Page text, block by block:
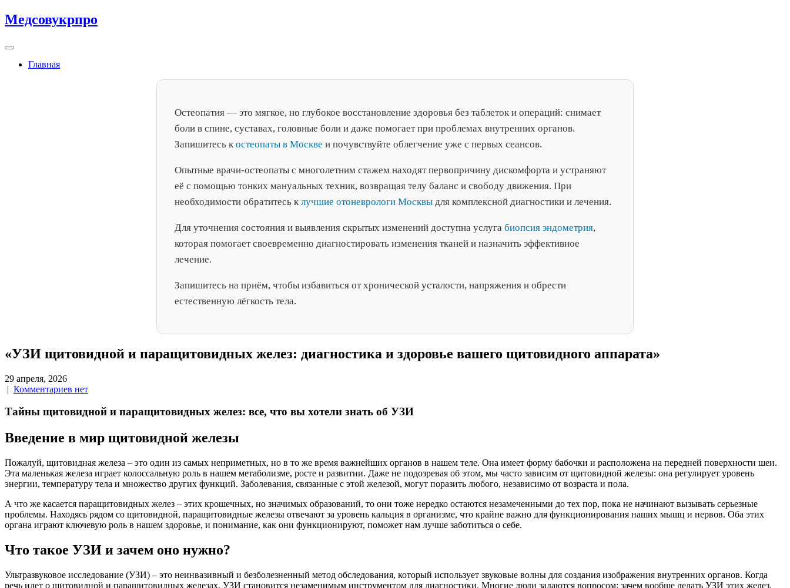
Skip
to
Медсовукрпро
Главная
Остеопатия — это мягкое, но глубокое восстановление здоровья без таблеток и операций: снимает
боли в спине, суставах, головные боли и даже помогает при проблемах внутренних органов.
Запишитесь костеопаты в Москве и почувствуйте облегчение уже с первых сеансов.
Опытные врачи-остеопаты с многолетним стажем находят первопричину дискомфорта и устраняют
её с помощью тонких мануальных техник, возвращая телу баланс и свободу движения. При
необходимости обратитесь клучшие отоневрологи Москвы для комплексной диагностики и лечения.
Для уточнения состояния и выявления скрытых изменений доступна услуга биопсия эндометрия,
которая помогает своевременно диагностировать изменения тканей и назначить эффективное
лечение.
Запишитесь на приём, чтобы избавиться от хронической усталости, напряжения и обрести
естественную лёгкость тела.
«УЗИ щитовидной и паращитовидных желез: диагностика и здоровье вашего щитовидного аппарата»
29 апреля, 2026
| Комментариев нет
Тайны щитовидной и паращитовидных желез: все, что вы хотели знать об УЗИ
Введение в мир щитовидной железы
Пожалуй, щитовидная железа – это один из самых неприметных, но в то же время важнейших органов в нашем теле. Она имеет форму бабочки и расположена на передней поверхности шеи.
Эта маленькая железа играет колоссальную роль в нашем метаболизме, росте и развитии. Даже не подозревая об этом, мы часто зависим от щитовидной железы: она регулирует уровень
энергии, температуру тела и множество других функций. Заболевания, связанные с этой железой, могут поразить любого, независимо от возраста и пола.
А что же касается паращитовидных желез – этих крошечных, но значимых образований, то они тоже нередко остаются незамеченными до тех пор, пока не начинают вызывать серьезные
проблемы. Находясь рядом со щитовидной, паращитовидные железы отвечают за уровень кальция в организме, что крайне важно для функционирования наших мышц и нервов. Оба этих
органа играют ключевую роль в нашем здоровье, и понимание, как они функционируют, поможет нам лучше заботиться о себе.
Что такое УЗИ и зачем оно нужно?
Ультразвуковое исследование (УЗИ) – это неинвазивный и безболезненный метод обследования, который использует звуковые волны для создания изображения внутренних органов. Когда
речь идет о щитовидной и паращитовидных железах, УЗИ становится незаменимым инструментом для диагностики. Многие люди задаются вопросом: зачем вообще делать УЗИ этих желез,